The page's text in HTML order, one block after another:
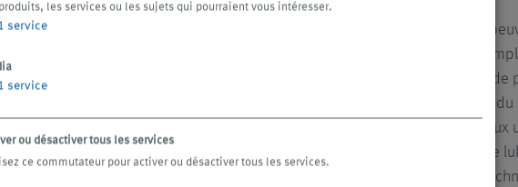
Les installations de filtration centralisées
lubrifiants réfrigérants de zones et îlots
fabrication en dehors de l'environnement de
choix de la technique de filtration dépend
machines, du type d'usinage, des matériaux
enlèvement de copeaux et de la qualité de
réfrigérant souhaitée. KNOLL propose la
les services ou les sujets qui pourraient vous intéresser.
service
service
ou désactiver tous les services
ce commutateur pour activer ou désactiver tous les services.